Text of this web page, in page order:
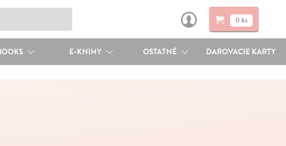
0 ks
E-KNIHY OSTATNÉ DAROVACIE KARTY